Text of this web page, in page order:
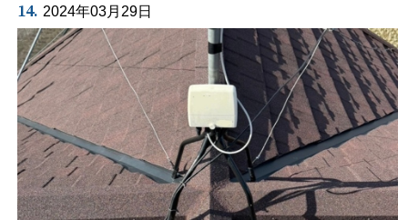
14. 2024年03月29日